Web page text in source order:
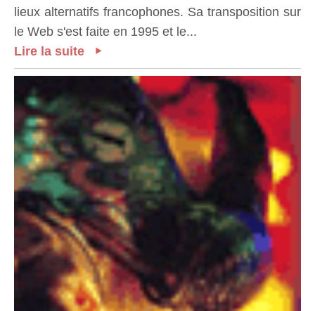
lieux alternatifs francophones. Sa transposition sur
le Web s'est faite en 1995 et le...
Lire la suite